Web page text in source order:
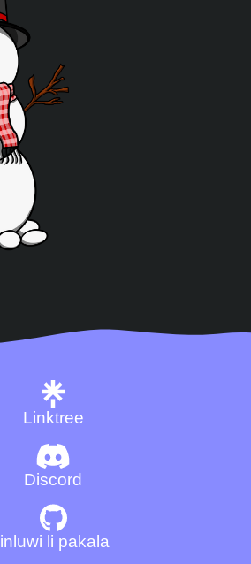
Discord
Linktree
linluwi li pakala